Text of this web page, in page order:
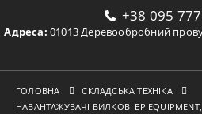
+38 095
Адреса: 01013 Деревообробний
ГОЛОВНА
СКЛАДСЬКА ТЕХНІКА
НАВАНТАЖУВАЧІ ВИЛКОВІ ЕР EQUIPMENT,